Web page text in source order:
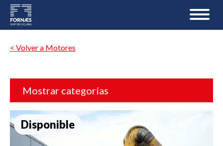
< Volver a Motores
Mostrar categorías
Disponible